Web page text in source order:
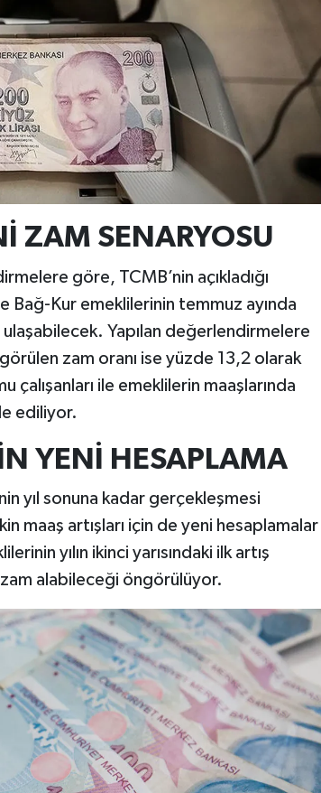
ZAM SENARYOSU
göre, TCMB’nin açıkladığı
Bağ-Kur emeklilerinin temmuz ayında
Yapılan değerlendirmelere
zam oranı ise yüzde 13,2 olarak
çalışanları ile emeklilerin maaşlarında
ediliyor.
YENİ HESAPLAMA
yıl sonuna kadar gerçekleşmesi
maaş artışları için de yeni hesaplamalar
yılın ikinci yarısındaki ilk artış
alabileceği öngörülüyor.